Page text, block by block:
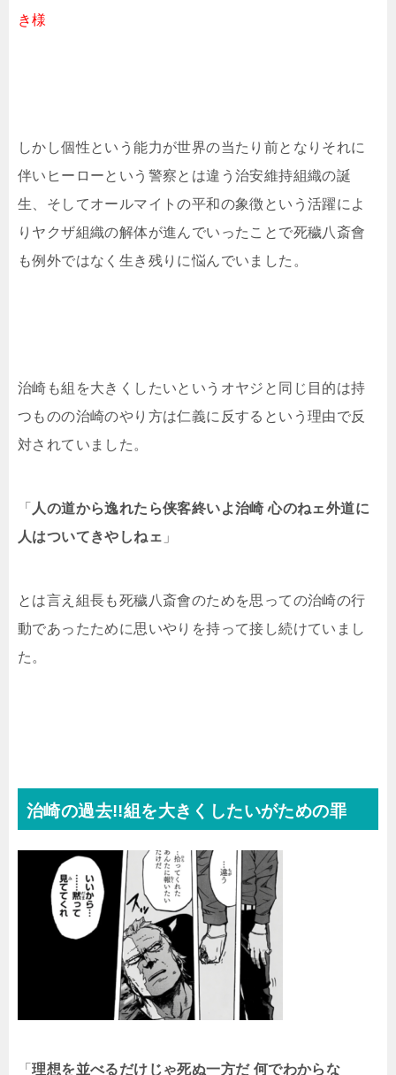
き様
しかし個性という能力が世界の当たり前となりそれに
伴いヒーローという警察とは違う治安維持組織の誕
生、そしてオールマイトの平和の象徴という活躍によ
りヤクザ組織の解体が進んでいったことで死穢八斎會
も例外ではなく生き残りに悩んでいました。
治崎も組を大きくしたいというオヤジと同じ目的は持
つものの治崎のやり方は仁義に反するという理由で反
対されていました。
「 人の道から逸れたら侠客終いよ治崎 心のねェ外道に
人はついてきやしねェ 」
とは言え組長も死穢八斎會のためを思っての治崎の行
動であったために思いやりを持って接し続けていまし
た。
治崎の過去!!組を大きくしたいがための罪
「理想を並べるだけじゃ死ぬ一方だ 何でわからな